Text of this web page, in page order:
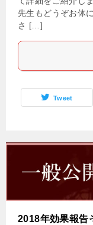
先生もどうぞお体
さ […]
Tweet
2018年効果報告